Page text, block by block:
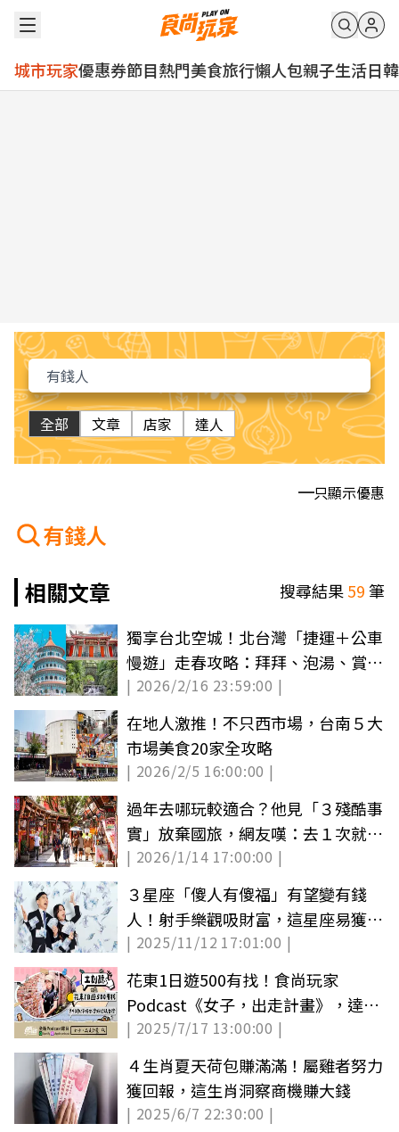
城市玩家優惠券節目熱門美食旅行懶人包親子生活日韓
全部 文章 店家 達人
只顯示優惠
有錢人
相關文章
搜尋結果59筆
獨享台北空城！北台灣「捷運＋公車
慢遊」走春攻略：拜拜、泡湯、賞夜
櫻
| 2026/2/16 23:59:00 |
在地人激推！不只西市場，台南５大
市場美食20家全攻略
| 2026/2/5 16:00:00 |
過年去哪玩較適合？他見「３殘酷事
實」放棄國旅，網友嘆：去１次就不
想再去
| 2026/1/14 17:00:00 |
３星座「傻人有傻福」有望變有錢
人！射手樂觀吸財富，這星座易獲貴
人相助
| 2025/11/12 17:01:00 |
花東1日遊500有找！食尚玩家
Podcast《女子，出走計畫》，達人
943教你搭台灣好行「就是省」玩台
灣（中獎公布）
| 2025/7/17 13:00:00 |
４生肖夏天荷包賺滿滿！屬雞者努力
獲回報，這生肖洞察商機賺大錢
| 2025/6/7 22:30:00 |